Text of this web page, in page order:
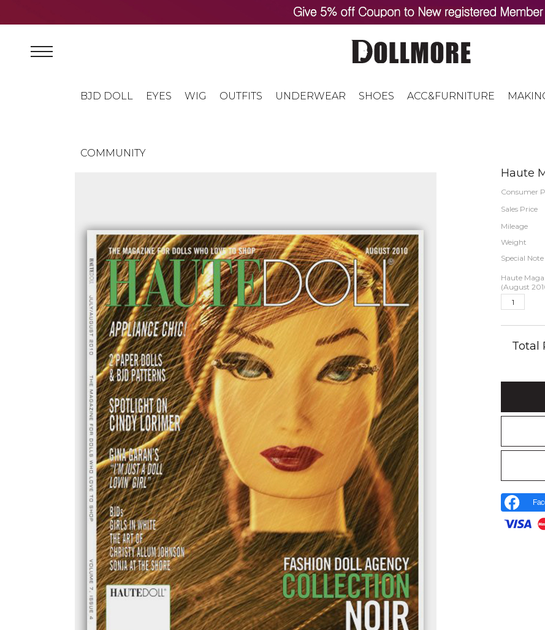
BJD DOLL EYES WIG OUTFITS UNDERWEAR SHOES ACC&FURNITURE
COMMUNITY
Haute
Consumer
Sales Price
Mileage
Weight
Special Note
Haute
(August
Total